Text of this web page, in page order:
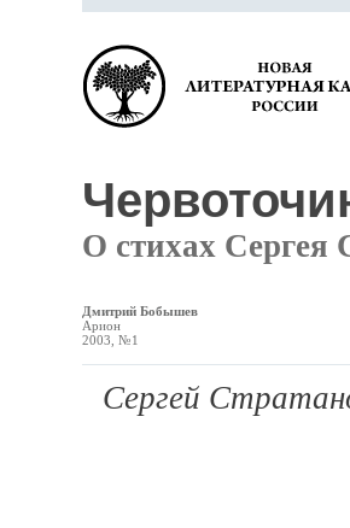
О стихах Сергея
Дмитрий Бобышев
Арион
2003, №1
Сергей